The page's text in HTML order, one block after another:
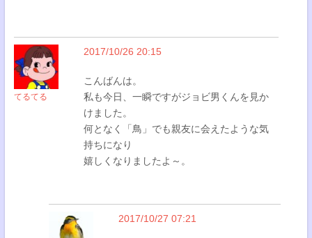
てるてる
2017/10/26 20:15
こんばんは。
私も今日、一瞬ですがジョビ男くんを見か
けました。
何となく「鳥」でも親友に会えたような気
持ちになり
嬉しくなりましたよ～。
2017/10/27 07:21